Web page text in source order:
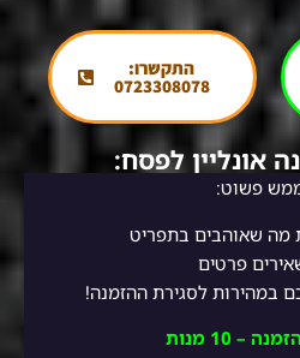
התקשרו:
0723308078
אונליין לפסח:
פשוט:
מה שאוהבים בתפריט
פרטים
– 10 מנות